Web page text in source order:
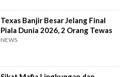
Texas Banjir Besar Jelang Final
Piala Dunia 2026, 2 Orang Tewas
NEWS